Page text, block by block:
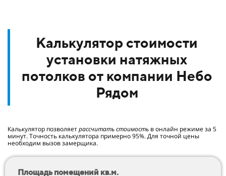
Калькулятор стоимости
установки натяжных
потолков от компании Небо
Рядом
Калькулятор позволяетрассчитать стоимость в онлайн режиме за 5
минут. Точность калькулятора примерно 95%. Для точной цены
необходим вызов замерщика.
Площадь помещений кв.м.